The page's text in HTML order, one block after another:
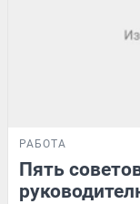
РАБОТА
Пять